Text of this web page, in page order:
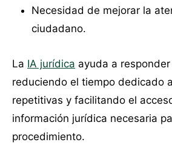
Necesidad de mejorar la
ciudadano.
La IA jurídica ayuda a
reduciendo el tiempo dedicado
repetitivas y facilitando el
información jurídica necesaria
procedimiento.